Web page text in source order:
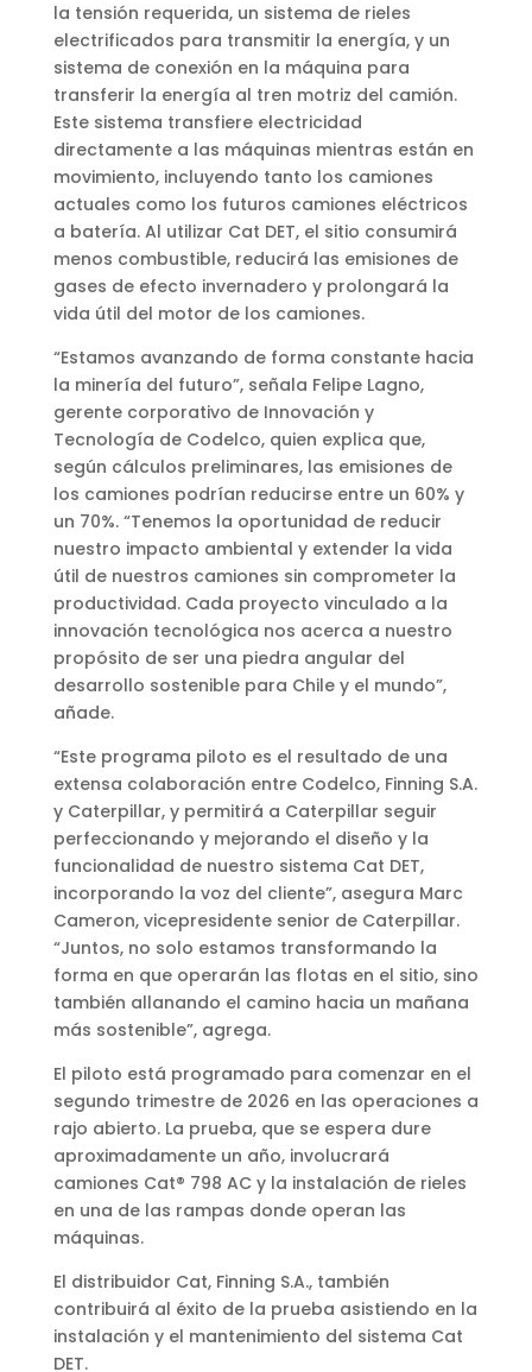
la tensión requerida, un sistema de rieles
electrificados para transmitir la energía, y un
sistema de conexión en la máquina para
transferir la energía al tren motriz del camión.
Este sistema transfiere electricidad
directamente a las máquinas mientras están en
movimiento, incluyendo tanto los camiones
actuales como los futuros camiones eléctricos
a batería. Al utilizar Cat DET, el sitio consumirá
menos combustible, reducirá las emisiones de
gases de efecto invernadero y prolongará la
vida útil del motor de los camiones.
“Estamos avanzando de forma constante hacia
la minería del futuro”, señala Felipe Lagno,
gerente corporativo de Innovación y
Tecnología de Codelco, quien explica que,
según cálculos preliminares, las emisiones de
los camiones podrían reducirse entre un 60% y
un 70%. “Tenemos la oportunidad de reducir
nuestro impacto ambiental y extender la vida
útil de nuestros camiones sin comprometer la
productividad. Cada proyecto vinculado a la
innovación tecnológica nos acerca a nuestro
propósito de ser una piedra angular del
desarrollo sostenible para Chile y el mundo”,
añade.
“Este programa piloto es el resultado de una
extensa colaboración entre Codelco, Finning S.A.
y Caterpillar, y permitirá a Caterpillar seguir
perfeccionando y mejorando el diseño y la
funcionalidad de nuestro sistema Cat DET,
incorporando la voz del cliente”, asegura Marc
Cameron, vicepresidente senior de Caterpillar.
“Juntos, no solo estamos transformando la
forma en que operarán las flotas en el sitio, sino
también allanando el camino hacia un mañana
más sostenible”, agrega.
El piloto está programado para comenzar en el
segundo trimestre de 2026 en las operaciones a
rajo abierto. La prueba, que se espera dure
aproximadamente un año, involucrará
camiones Cat® 798 AC y la instalación de rieles
en una de las rampas donde operan las
máquinas.
El distribuidor Cat, Finning S.A., también
contribuirá al éxito de la prueba asistiendo en la
instalación y el mantenimiento del sistema Cat
DET.